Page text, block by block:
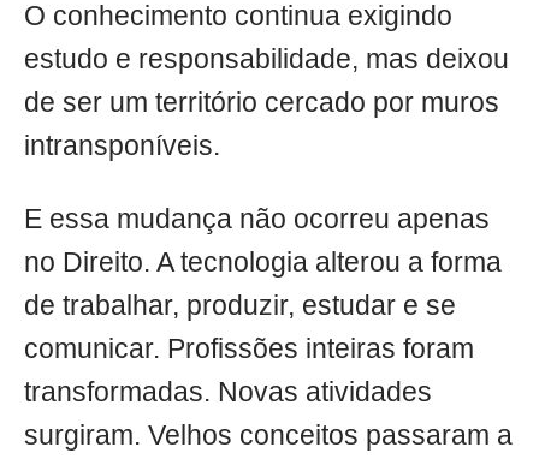
O conhecimento continua exigindo
estudo e responsabilidade, mas deixou
de ser um território cercado por muros
intransponíveis.
E essa mudança não ocorreu apenas
no Direito. A tecnologia alterou a forma
de trabalhar, produzir, estudar e se
comunicar. Profissões inteiras foram
transformadas. Novas atividades
surgiram. Velhos conceitos passaram a